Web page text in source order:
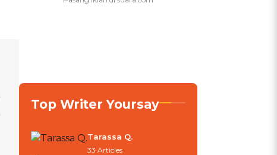
Top Writer Yoursay
Tarassa Q.
33 Articles